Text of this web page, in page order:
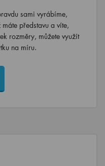
sami vyrábíme,
představu a víte,
rozměry, můžete využít
na míru.